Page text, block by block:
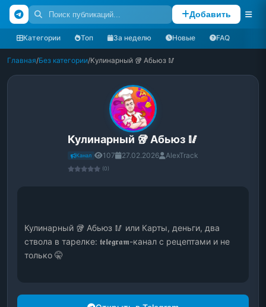
Добавить
Категории Топ За неделю Новые FAQ
Главная/Без категории/Кулинарный 🥡 Абьюз 🥢
Кулинарный 🥡 Абьюз 🥢
Канал 107 27.02.2026 AlexTrack
(0)
Кулинарный 🥡 Абьюз 🥢 или Карты, деньги, два
ствола в тарелке: 𝖙𝖊𝖑𝖊𝖌𝖗𝖆𝖒-канал с рецептами и не
только 🤫